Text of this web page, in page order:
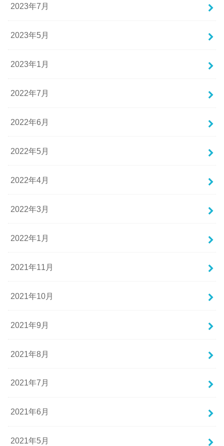
2023年7月
2023年5月
2023年1月
2022年7月
2022年6月
2022年5月
2022年4月
2022年3月
2022年1月
2021年11月
2021年10月
2021年9月
2021年8月
2021年7月
2021年6月
2021年5月